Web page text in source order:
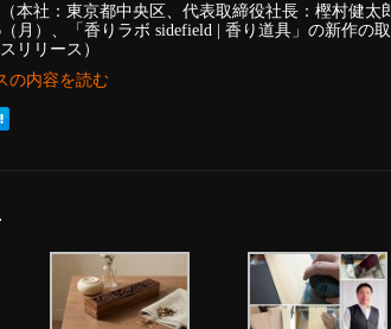
本社：東京都中央区、代表取締役社長：樫村健太
（月）、「香りラボ sidefield | 香り道具」の新作の
リリース）
の内容を読む